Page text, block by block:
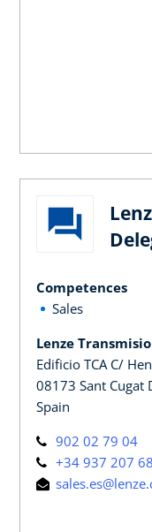
Competences
Sales
Lenze
Edificio TCA C/
08173 Sant Cugat
Spain
902 02 79 04
+34 937 207